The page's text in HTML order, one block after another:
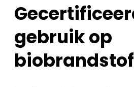
gebruik op